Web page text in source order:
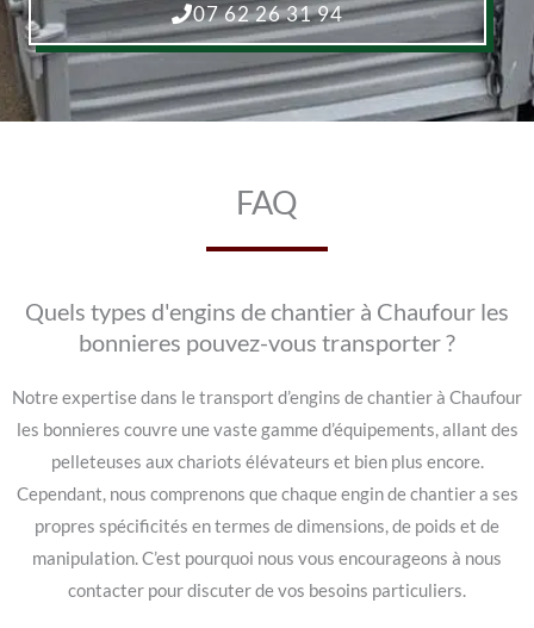
07 62 26 31 94
FAQ
Quels types d'engins de chantier à Chaufour les
bonnieres pouvez-vous transporter ?
Notre expertise dans le transport d’engins de chantier à Chaufour
les bonnieres couvre une vaste gamme d’équipements, allant des
pelleteuses aux chariots élévateurs et bien plus encore.
Cependant, nous comprenons que chaque engin de chantier a ses
propres spécificités en termes de dimensions, de poids et de
manipulation. C’est pourquoi nous vous encourageons à nous
contacter pour discuter de vos besoins particuliers.